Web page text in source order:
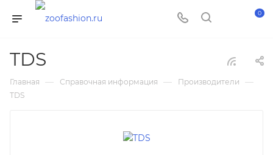
0
TDS
Главная — Справочная информация — Производители —
TDS